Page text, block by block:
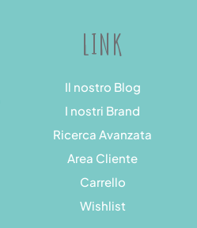
LINK
Il nostro Blog
I nostri Brand
Ricerca Avanzata
Area Cliente
Carrello
Wishlist